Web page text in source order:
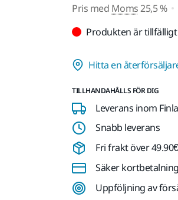
Pris med Moms25,5 %
Produkten är
Hitta en
TILLHANDAHÅLLS FÖR DIG
Leverans inom
Snabb leverans
Fri frakt över
Säker kortbetalning
Uppföljning av